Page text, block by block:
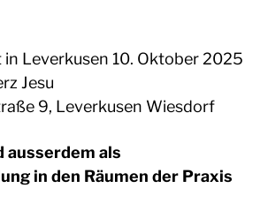
in Leverkusen 10. Oktober 2025
Jesu
9, Leverkusen Wiesdorf
ausserdem als
in den Räumen der Praxis